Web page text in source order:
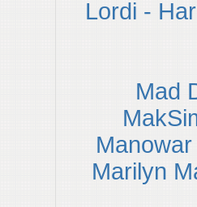
Lordi -
Mad
Marilyn